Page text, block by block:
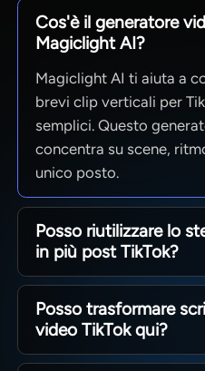
Cos'è il generatore
Magiclight AI?
Magiclight AI ti aiuta a
brevi clip verticali per
semplici. Questo
concentra su scene,
unico posto.
Posso riutilizzare lo
in più post TikTok?
Sì. Puoi mantenere un
appaia in modo
Magiclight AI tiene
permettendo al
Posso trasformare
video TikTok qui?
Sì. Puoi incollare script,